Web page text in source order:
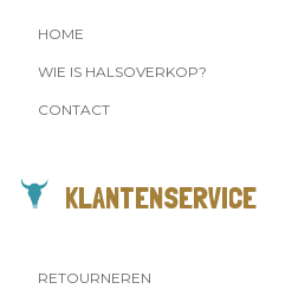
HOME
WIE IS HALSOVERKOP?
CONTACT
KLANTENSERVICE
RETOURNEREN